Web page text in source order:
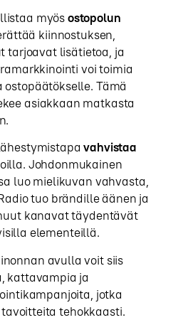
myösostopolun
kiinnostuksen,
tarjoavat lisätietoa, ja
voi toimia
Tämä
asiakkaan matkasta
vahvistaa
Johdonmukainen
luo mielikuvan vahvasta,
tuo brändille äänen ja
kanavat täydentävät
elementeillä.
avulla voit siis
kattavampia ja
jotka
tehokkaasti.